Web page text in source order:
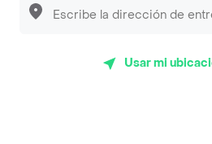
©2026Rappi Inc. All
Usar mi